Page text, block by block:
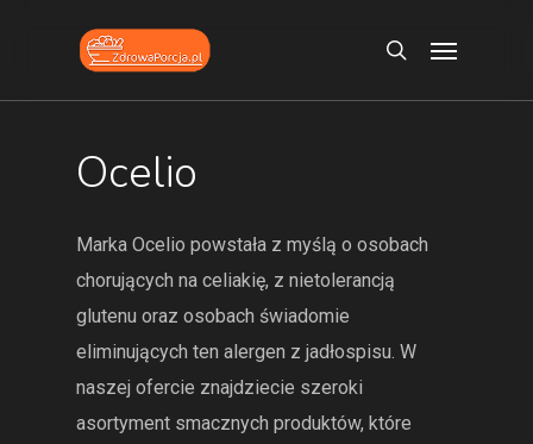
search
Ocelio
Marka Ocelio powstała z myślą o osobach
chorujących na celiakię, z nietolerancją
glutenu oraz osobach świadomie
eliminujących ten alergen z jadłospisu. W
naszej ofercie znajdziecie szeroki
asortyment smacznych produktów, które